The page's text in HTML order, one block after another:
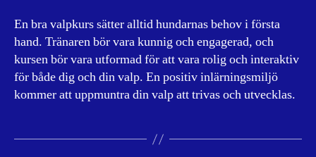
En bra valpkurs sätter alltid hundarnas behov i första
hand. Tränaren bör vara kunnig och engagerad, och
kursen bör vara utformad för att vara rolig och interaktiv
för både dig och din valp. En positiv inlärningsmiljö
kommer att uppmuntra din valp att trivas och utvecklas.